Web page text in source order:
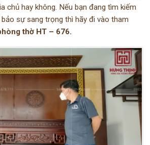
chủ hay không. Nếu bạn đang tìm kiếm
sự sang trọng thì hãy đi vào tham
thờ HT – 676.